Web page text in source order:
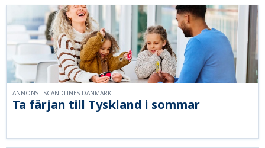
Ta färjan till Tyskland i sommar
ANNONS - SCANDLINES DANMARK